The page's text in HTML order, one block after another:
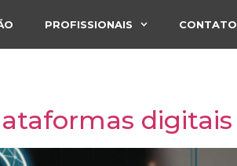
PROFISSIONAIS CONTATO
digitais